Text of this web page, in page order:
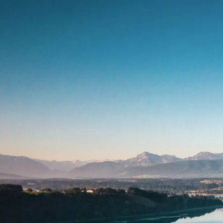
Aktivitäten für die Familie
Winter Orte